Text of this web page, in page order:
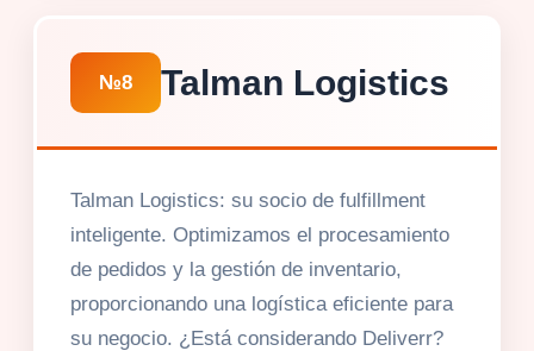
№8 Talman Logistics
Talman Logistics: su socio de fulfillment
inteligente. Optimizamos el procesamiento
de pedidos y la gestión de inventario,
proporcionando una logística eficiente para
su negocio. ¿Está considerando Deliverr?